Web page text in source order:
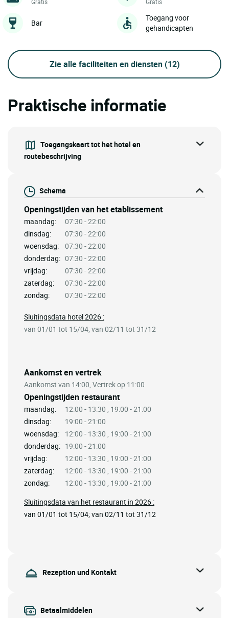
Bar
Toegang voor
gehandicapten
Zie alle faciliteiten en diensten (12)
Praktische informatie
Toegangskaart tot het hotel en
routebeschrijving
Schema
Openingstijden van het etablissement
maandag:
07:30 - 22:00
dinsdag:
07:30 - 22:00
woensdag:
07:30 - 22:00
donderdag: 07:30 - 22:00
vrijdag:
07:30 - 22:00
zaterdag:
07:30 - 22:00
zondag:
07:30 - 22:00
Aankomst en vertrek
Aankomst van 14:00, Vertrek op 11:00
Openingstijden restaurant
maandag:
12:00 - 13:30 , 19:00 - 21:00
dinsdag:
19:00 - 21:00
woensdag:
12:00 - 13:30 , 19:00 - 21:00
donderdag: 19:00 - 21:00
vrijdag:
12:00 - 13:30 , 19:00 - 21:00
zaterdag:
12:00 - 13:30 , 19:00 - 21:00
zondag:
12:00 - 13:30 , 19:00 - 21:00
Sluitingsdata van het restaurant in 2026 :
van 01/01 tot 15/04; van 02/11 tot 31/12
Sluitingsdata hotel 2026 :
van 01/01 tot 15/04; van 02/11 tot 31/12
Rezeption und Kontakt
Betaalmiddelen